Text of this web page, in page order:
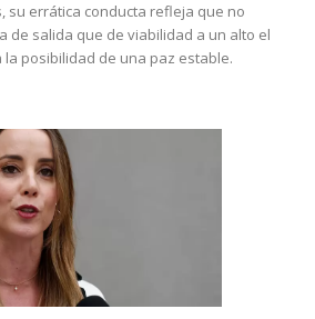
su errática conducta refleja que no
de salida que de viabilidad a un alto el
posibilidad de una paz estable.